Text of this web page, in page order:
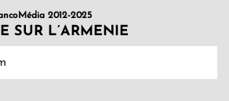
2012-2025
SUR L’ARMENIE